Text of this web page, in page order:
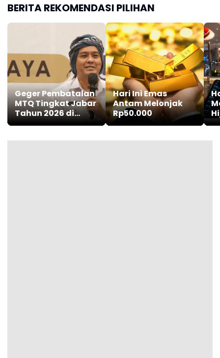
BERITA REKOMENDASI PILIHAN
Geger Pembatalan
MTQ Tingkat Jabar
Tahun 2026 di
Garut, Ini
Wali Kota
Hari Ini Emas
Antam Melonjak
Rp50.000